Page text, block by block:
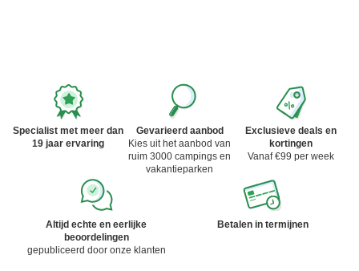
Specialist met meer dan
19 jaar ervaring
Gevarieerd aanbod
Kies uit het aanbod van
ruim 3000 campings en
vakantieparken
Exclusieve deals en
kortingen
Vanaf €99 per week
Altijd echte en eerlijke
beoordelingen
gepubliceerd door onze klanten
Betalen in termijnen